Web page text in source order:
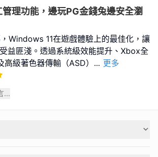
理功能，邊玩PG金錢兔邊安全瀏
Windows 11在遊戲體驗上的最佳化，讓
益匪淺。透過系統級效能提升、Xbox全
級著色器傳輸（ASD） ... 更多
...